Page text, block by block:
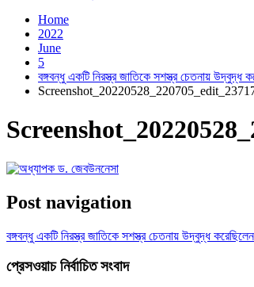
Home
2022
June
5
বঙ্গবন্ধু একটি নিরস্ত্র জাতিকে সশস্ত্র চেতনায় উদ্বুদ্ধ
Post navigation
বঙ্গবন্ধু একটি নিরস্ত্র জাতিকে সশস্ত্র চেতনায় উদ্বুদ্ধ
প্রেসওয়াচ নির্বাচিত সংবাদ